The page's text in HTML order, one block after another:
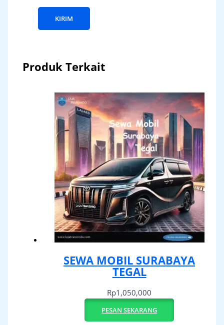
Produk Terkait
SEWA MOBIL SURABAYA
TEGAL
Rp1,050,000
PESAN SEKARANG